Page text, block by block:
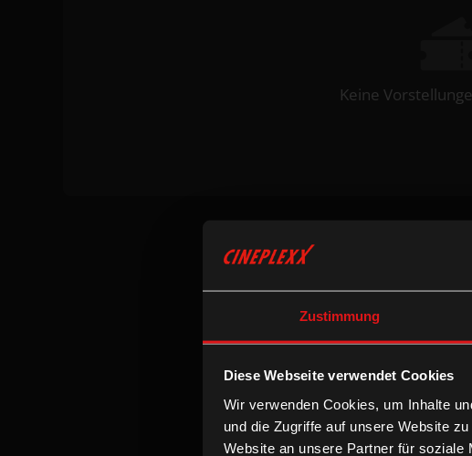
Zustimmung
Diese Webseite verwendet Cookies
Wir verwenden Cookies, um Inhalte
und die Zugriffe auf unsere Website
Website an unsere Partner für soziale
Keine